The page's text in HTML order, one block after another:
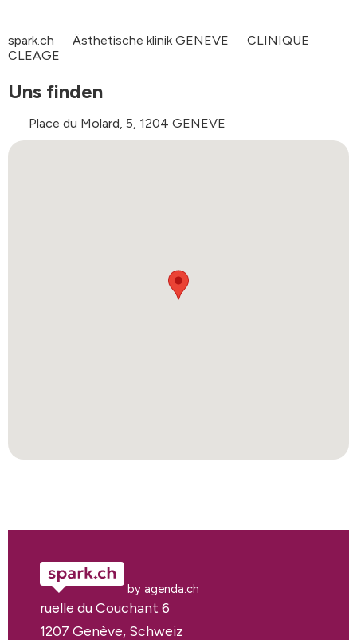
spark.ch
Ästhetische klinik GENEVE
CLINIQUE
CLEAGE
Uns finden
Place du Molard, 5, 1204 GENEVE
by agenda.ch
ruelle du Couchant 6
1207 Genève, Schweiz